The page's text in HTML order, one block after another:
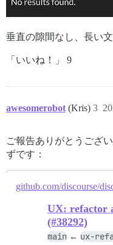
垂直の隙間なし、長い
「いいね！」 9
awesomerobot (Kris) 3
ご報告ありがとうござ
ずです：
github.com/discourse/
UX: refactor
(#38292)
main ← ux-